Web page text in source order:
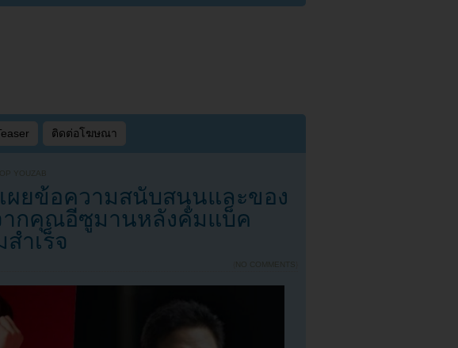
ติดต่อโฆษณา
YOUZAB
ผยข้อความสนับสนุนและของ
ากคุณอีซูมานหลังคัมแบ็ค
ำเร็จ
NO COMMENTS